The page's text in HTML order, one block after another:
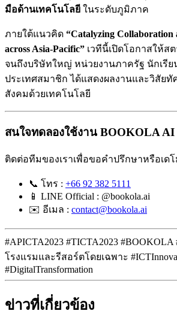
มือด้านเทคโนโลยี ในระดับภูมิภาค
ภายใต้แนวคิด “Catalyzing Collaboration
across Asia-Pacific” เวทีนี้เปิดโอกาสให้ส
จนถึงบริษัทใหญ่ หน่วยงานภาครัฐ นักเรี
ประเทศสมาชิก ได้แสดงผลงานและวิสัย
สังคมด้วยเทคโนโลยี
สนใจทดลองใช้งาน BOOKOLA AI
ติดต่อทีมของเราเพื่อขอคำปรึกษาหรือเด
📞 โทร : +66 92 382 5111
📱 LINE Official : @bookola.ai
✉️ อีเมล : contact@bookola.ai
#APICTA2023 #TICTA2023 #BOOKOLA
โรงแรมและรีสอร์ตโดยเฉพาะ
#DigitalTransformation
ข่าวที่เกี่ยวข้อง